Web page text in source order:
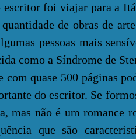
escritor foi viajar para a
de obras de
pessoas mais
como a Síndrome de
com quase 500 páginas
do escritor. Se
mas não é um romance
que são